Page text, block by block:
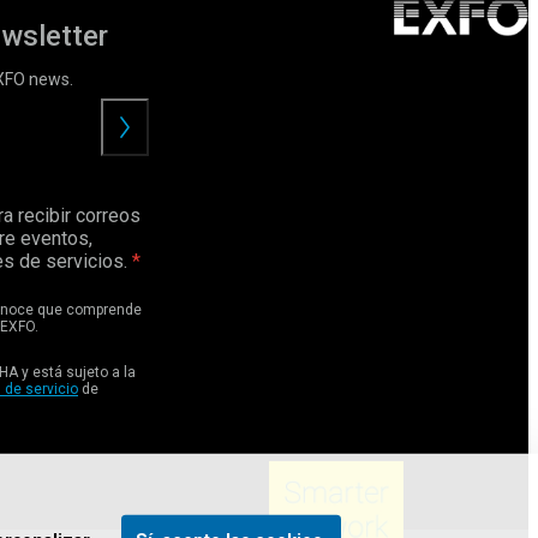
news.
recibir correos
eventos,
de servicios.
que comprende
y está sujeto a la
de servicio de